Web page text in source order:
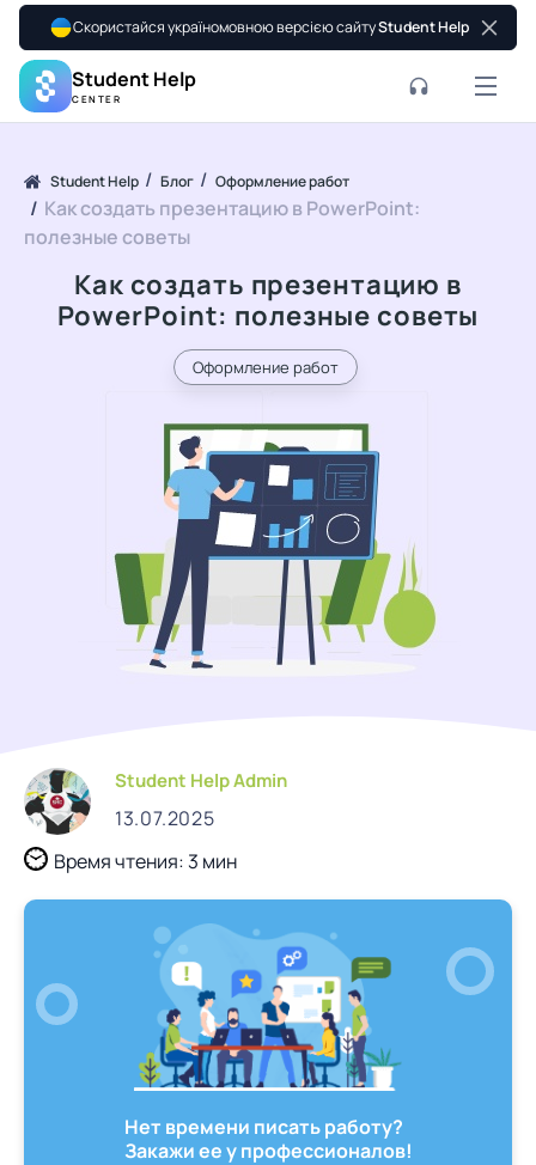
Скористайся україномовною версією сайтуStudent Help
Student Help
CENTER
Student Help Блог Оформление работ
Как создать презентацию в PowerPoint:
полезные советы
Как создать презентацию в
PowerPoint: полезные советы
Оформление работ
Student Help Admin
13.07.2025
Время чтения: 3 мин
Нет времени писать работу?
Закажи ее у профессионалов!